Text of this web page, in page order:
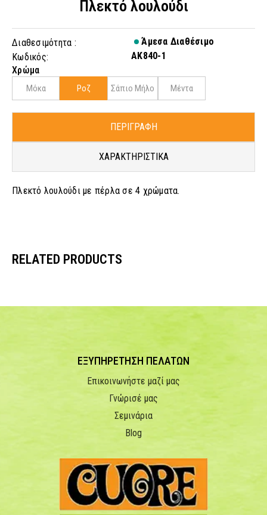
Πλεκτό λουλούδι
Διαθεσιμότητα :
Άμεσα Διαθέσιμο
Κωδικός:
AK840-1
Χρώμα
Μόκα Ροζ Σάπιο Μήλο Μέντα
ΠΕΡΙΓΡΑΦΗ
ΧΑΡΑΚΤΗΡΙΣΤΙΚΑ
Πλεκτό λουλούδι με πέρλα σε 4 χρώματα.
RELATED PRODUCTS
ΕΞΥΠΗΡΕΤΗΣΗ ΠΕΛΑΤΩΝ
Επικοινωνήστε μαζί μας
Γνώρισέ μας
Σεμινάρια
Blog